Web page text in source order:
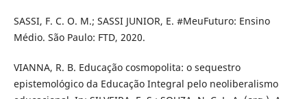
SASSI, F. C. O. M.; SASSI JUNIOR, E. #MeuFuturo: Ensino
Médio. São Paulo: FTD, 2020.
VIANNA, R. B. Educação cosmopolita: o sequestro
epistemológico da Educação Integral pelo neoliberalismo